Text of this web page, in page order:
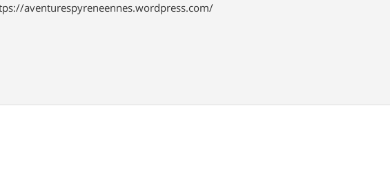
aventurespyreneennes.wordpress.com/